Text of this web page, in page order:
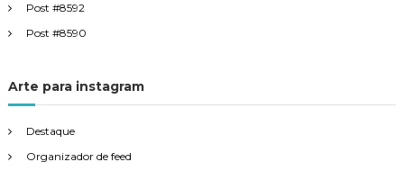
Post #8592
Post #8590
Arte para instagram
Destaque
Organizador de feed